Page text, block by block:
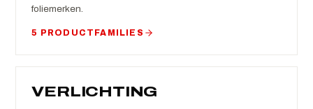
foliemerken.
5 PRODUCTFAMILIES
VERLICHTING